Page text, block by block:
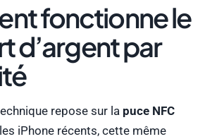
fonctionne le
d’argent par
repose sur la puce NFC
iPhone récents, cette même